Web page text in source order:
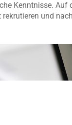
Kenntnisse.
und